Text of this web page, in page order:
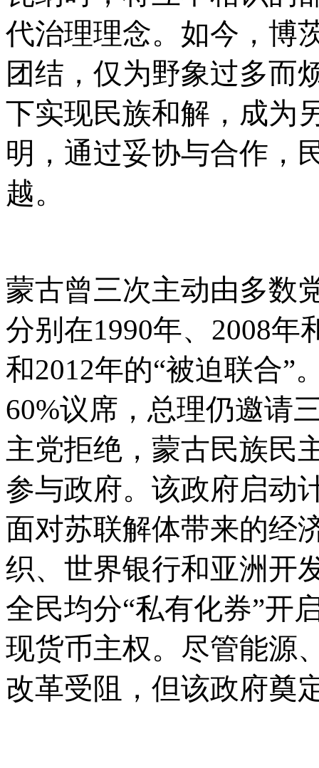
代治理理念。如今，博
团结，仅为野象过多而
下实现民族和解，成为
明，通过妥协与合作，
越。
蒙古曾三次主动由多数
分别在1990年、2008年
和2012年的“被迫联合”
60%议席，总理仍邀请
主党拒绝，蒙古民族民
参与政府。该政府启动
面对苏联解体带来的经
织、世界银行和亚洲开
全民均分“私有化券”开
现货币主权。尽管能源
改革受阻，但该政府奠